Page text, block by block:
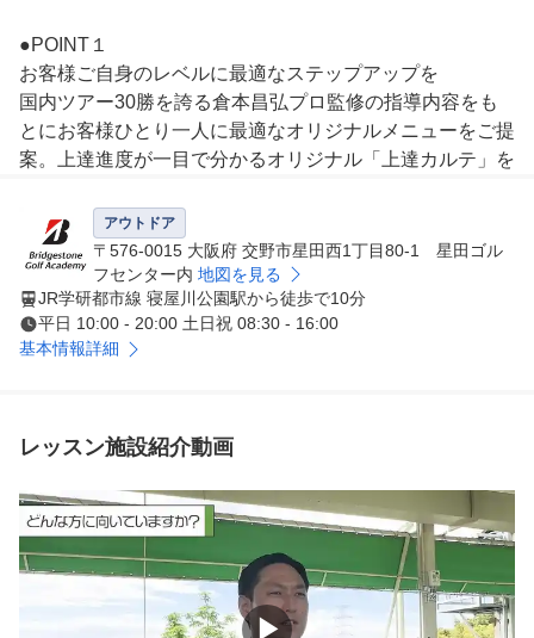
●POINT１
お客様ご自身のレベルに最適なステップアップを
国内ツアー30勝を誇る倉本昌弘プロ監修の指導内容をも
とにお客様ひとり一人に最適なオリジナルメニューをご提
案。上達進度が一目で分かるオリジナル「上達カルテ」を
●POINT２
国内会員数約15,000人を誇る抜群の指導力
インストラクターは全員当社の厳しい基準をクリア、その
後も進化し続けるギア、技術、コーチング理論をフォロー
アップするために定期的な研修を受けています。 また、
同じ目的を持つ仲間とレベルアップ
少人数制のグループレッスンだから同じ目的をもつ仲間、
会社などでは知り合うことのない ゴルフ仲間を見つけて
いただけます。 スクール生対象のコンペやゴルフ合宿も
開催しておりますので、レッスン以外でもおもいっきりゴ
アウトドア
〒576-0015 大阪府 交野市星田西1丁目80-1 星田ゴル
フセンター内 地図を見る
JR学研都市線 寝屋川公園駅から徒歩で10分
平日 10:00 - 20:00 土日祝 08:30 - 16:00
基本情報詳細
レッスン施設紹介動画
▶